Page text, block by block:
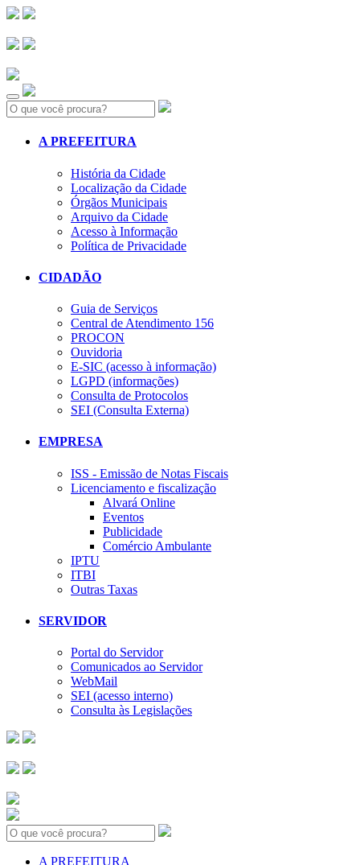
Search:
A PREFEITURA
História da Cidade
Localização da Cidade
Órgãos Municipais
Arquivo da Cidade
Acesso à Informação
Política de Privacidade
CIDADÃO
Guia de Serviços
Central de Atendimento 156
PROCON
Ouvidoria
E-SIC (acesso à informação)
LGPD (informações)
Consulta de Protocolos
SEI (Consulta Externa)
EMPRESA
ISS - Emissão de Notas Fiscais
Licenciamento e fiscalização
Alvará Online
Eventos
Publicidade
Comércio Ambulante
IPTU
ITBI
Outras Taxas
SERVIDOR
Portal do Servidor
Comunicados ao Servidor
WebMail
SEI (acesso interno)
Consulta às Legislações
Search:
A PREFEITURA